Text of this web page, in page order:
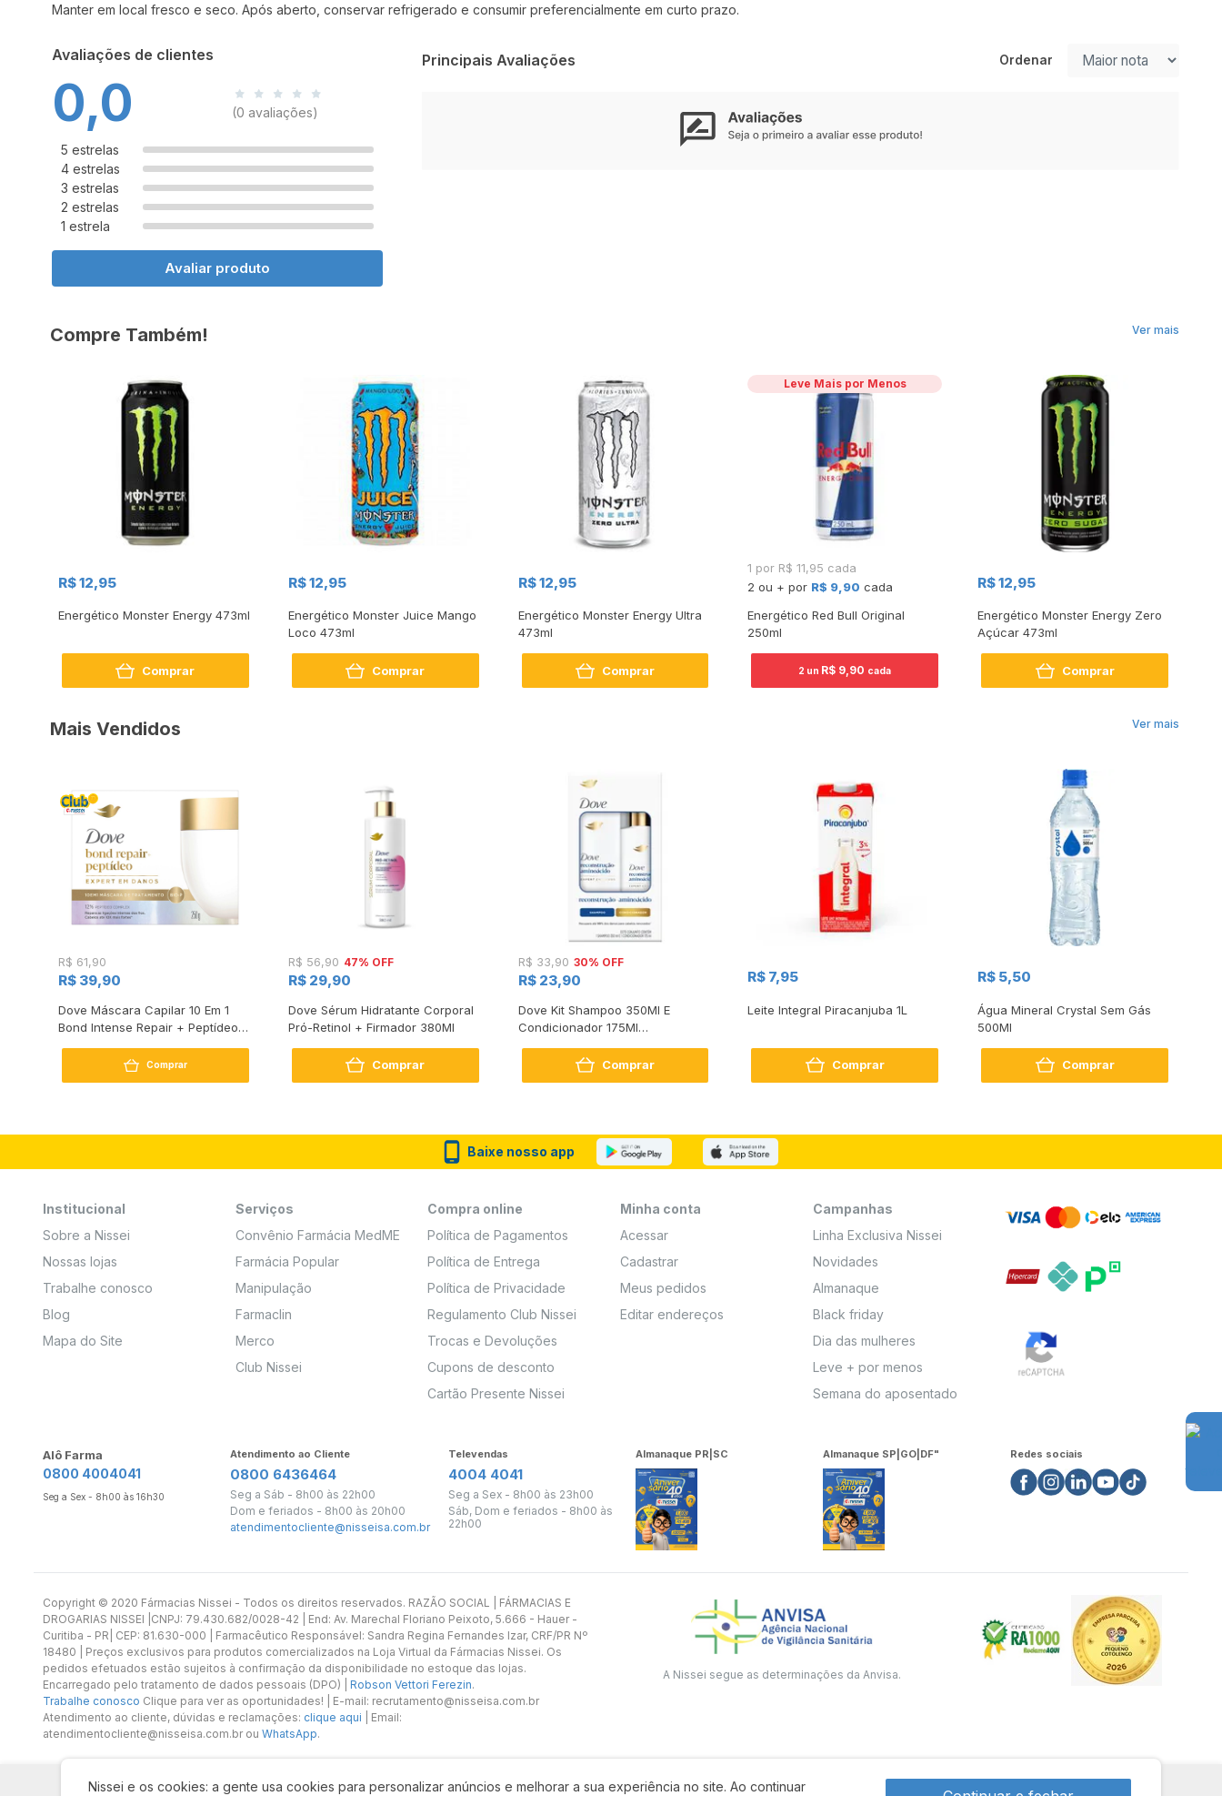
Manter em local fresco e seco. Após aberto, conservar refrigerado e consumir preferencialmente em curto prazo.
Avaliações de clientes
0,0 (0 avaliações)
5 estrelas
4 estrelas
3 estrelas
2 estrelas
1 estrela
Avaliar produto
Principais Avaliações Ordenar
Ver mais
Compre Também!
R$ 12,95
Energético Monster Energy 473ml
Comprar
R$ 12,95
Energético Monster Juice Mango
Loco 473ml
Comprar
R$ 12,95
Energético Monster Energy Ultra
473ml
Comprar
Leve Mais por Menos
1 por R$ 11,95 cada
2 ou + por R$ 9,90 cada
Energético Red Bull Original
250ml
2 un R$ 9,90 cada
R$ 12,95
Energético Monster Energy Zero
Açúcar 473ml
Comprar
Ver mais
Mais Vendidos
R$ 61,90
R$ 39,90
Dove Máscara Capilar 10 Em 1
Bond Intense Repair + Peptídeo
Comprar
R$ 56,90 47% OFF
R$ 29,90
Dove Sérum Hidratante Corporal
Pró-Retinol + Firmador 380Ml
Comprar
R$ 33,90 30% OFF
R$ 23,90
Dove Kit Shampoo 350Ml E
Condicionador 175Ml
Comprar
R$ 7,95
Leite Integral Piracanjuba 1L
Comprar
R$ 5,50
Água Mineral Crystal Sem Gás
500Ml
Comprar
Nissei e os cookies: a gente usa cookies para personalizar anúncios e melhorar a sua experiência no site. Ao continuar
Baixe nosso app
Institucional
Sobre a Nissei
Nossas lojas
Trabalhe conosco
Blog
Mapa do Site
Serviços
Convênio Farmácia MedME
Farmácia Popular
Manipulação
Farmaclin
Merco
Club Nissei
Compra online
Política de Pagamentos
Política de Entrega
Política de Privacidade
Regulamento Club Nissei
Trocas e Devoluções
Cupons de desconto
Cartão Presente Nissei
Minha conta
Acessar
Cadastrar
Meus pedidos
Editar endereços
Campanhas
Linha Exclusiva Nissei
Novidades
Almanaque
Black friday
Dia das mulheres
Leve + por menos
Semana do aposentado
Alô Farma
0800 4004041
Seg a Sex - 8h00 às 16h30
Atendimento ao Cliente
0800 6436464
Seg a Sáb - 8h00 às 22h00
Dom e feriados - 8h00 às 20h00
atendimentocliente@nisseisa.com.br
Televendas
4004 4041
Seg a Sex - 8h00 às 23h00
Sáb, Dom e feriados - 8h00 às
22h00
Almanaque PR|SC Almanaque SP|GO|DF" Redes sociais
Copyright ©️ 2020 Fármacias Nissei - Todos os direitos reservados. RAZÃO SOCIAL | FÁRMACIAS E
DROGARIAS NISSEI |CNPJ: 79.430.682/0028-42 | End: Av. Marechal Floriano Peixoto, 5.666 - Hauer -
Curitiba - PR| CEP: 81.630-000 | Farmacêutico Responsável: Sandra Regina Fernandes Izar, CRF/PR Nº
18480 | Preços exclusivos para produtos comercializados na Loja Virtual da Fármacias Nissei. Os
pedidos efetuados estão sujeitos à confirmação da disponibilidade no estoque das lojas.
Encarregado pelo tratamento de dados pessoais (DPO) | Robson Vettori Ferezin.
Trabalhe conosco Clique para ver as oportunidades! | E-mail: recrutamento@nisseisa.com.br
Atendimento ao cliente, dúvidas e reclamações: clique aqui | Email:
atendimentocliente@nisseisa.com.br ou WhatsApp.
A Nissei segue as determinações da Anvisa.
Desenvolvido por: